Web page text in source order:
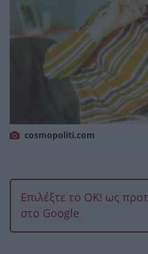
cosmopoliti.com
Επιλέξτε το OK! ως
στο Google